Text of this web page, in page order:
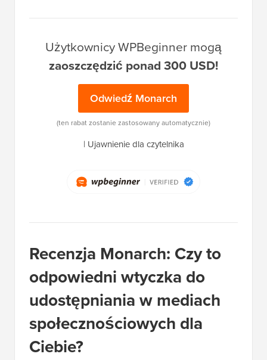
Użytkownicy WPBeginner mogą
zaoszczędzić ponad 300 USD!
Odwiedź Monarch
(ten rabat zostanie zastosowany automatycznie)
| Ujawnienie dla czytelnika
Recenzja Monarch: Czy to
odpowiedni wtyczka do
udostępniania w mediach
społecznościowych dla
Ciebie?